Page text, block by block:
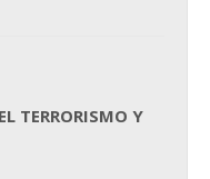
TERRORISMO Y